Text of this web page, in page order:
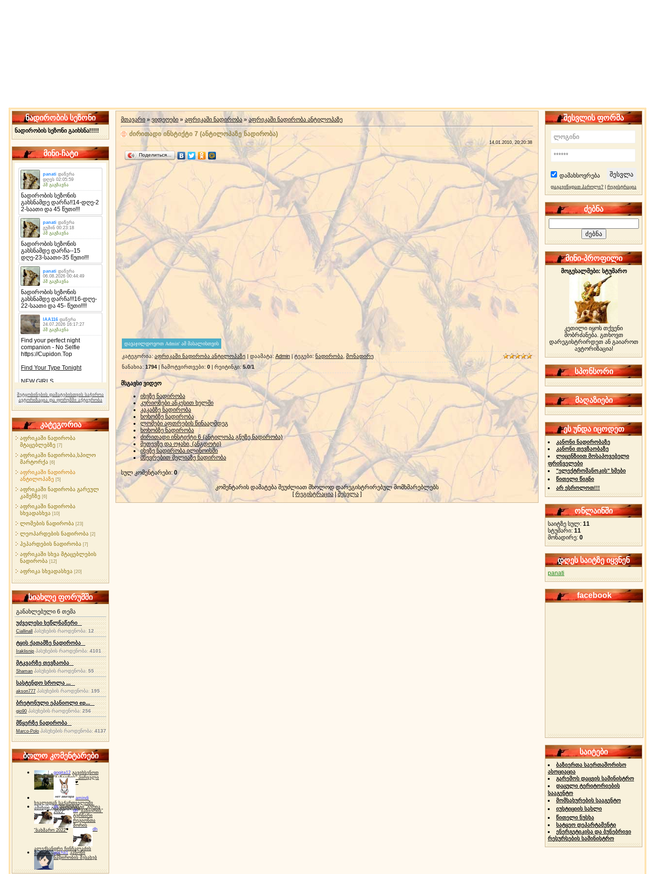
ნადირობის სეზონი
ნადირობის სეზონი გაიხსნა!!!!!
მინი-ჩატი
შეტყობინების დამატებისთვის საჭიროა
ავტორიზაცია და ფორუმში აქტიურობა
კატეგორია
აფრიკაში ნადირობა
მტაცებლებზე [7]
აფრიკაში ნადირობა,სპილო
მარტორქა [6]
აფრიკაში ნადირობა
ანტილოპაზე [5]
აფრიკაში ნადირობა გარეულ
კამეჩზე [6]
აფრიკაში ნადირობა
სხვადასხვა [10]
ლომების ნადირობა [23]
ლეოპარდების ნადირობა [2]
ჰეპარდების ნადირობა [7]
აფრიკაში სხვა მტაცებლების
ნადირობა [12]
აფრიკა სხვადასხვა [20]
სიახლე ფორუმში
განახლებული 6 თემა
უძველესი ხეწლნაწერი
Ciallinall პასუხების რაოდენობა:12
ტყის ქათამზე ნადირობა
Iraklisnip პასუხების რაოდენობა: 4101
მტკვარზე თევზაობა
Shaman პასუხების რაოდენობა:55
სასტენდო სროლა ...
akson777 პასუხების რაოდენობა:195
ბრეტონული ეპანიოლი ep...
gio90 პასუხების რაოდენობა:256
მწყერზე ნადირობა
Marco-Polo პასუხების რაოდენობა:4137
ბოლო კომენტარები
gogita12 გავიხსენოთ
"ბაზიერის" პირველი
ტურნირი ❤
amindi
ხვალიდან საქართველოში
ამინდი გაუარესდება
dh სპორტინგი "გურია
2022"
dh "ბაზიერის"
ტურნირი
რეგიონთა
შორის
"ბახმარო 2022"
dh
ალექსანდრე ჩინჩალაძის
მემორიალიgocha1 კანონი
ნადირობის შესახებ
მთავარი » ვიდეოები » აფრიკაში ნადირობა » აფრიკაში ნადირობა ანტილოპაზე
ძირითადი ინსტიქტი 7 (ანტილოპაზე ნადირობა)
14.01.2010, 20:20:38
Поделиться…
კატეგორია:აფრიკაში ნადირობა ანტილოპაზე | დაამატა: Admin |ტეგები: ნადირობა მონადირე
ნანახია: 1794 | ჩამოტვირთვები: 0 | რეიტინგი: 5.0/1
მსგავსი ვიდეო
იხვზე ნადირობა
კურიოზები ანკესით ხელში
კაკაბზე ნადირობა
ხოხობზე ნადირობა
ლომები აფთრების წინააღმდეგ
ხოხობზე ნადირობა
ძირითადი ინსტიქტი 6 (ანტილოპა გნუზე ნადირობა)
მეთევზე და ოჯახი, (ანგდოტი)
იხვზე ნადირობა ილინოისში
მწევრებით მელიაზე ნადირობა
სულ კომენტარები:0
კომენტარის დამატება შეუძლიათ მხოლოდ დარეგისტრირებულ მომხმარებლებს
[რეგისტრაცია |შესვლა ]
შესვლის ფორმა
დამახსოვრება
დაგავიწყდათ პაროლი? რეგისტრაცია
ძებნა
მინი-პროფილი
მოგესალმები: სტუმარო
კეთილი იყოს თქვენი
მობრძანება. გთხოვთ
დარეგისტრირდეთ ან გაიაროთ
ავტორიზაცია!
სპონსორი
მაღაზიები
ეს უნდა იცოდეთ
კანონი ნადირობაზე
კანონი თევზაობაზე
ლიცენზიით მოსაპოვებელი
ფრინველები
"ელექტრომანოკის" ხმები
წითელი წიგნი
არ ესროლოთ!!!
ონლაინში
საიტზე სულ: 11
სტუმარი: 11
მონადირე: 0
დღეს საიტზე იყვნენ
panati
facebook
საიტები
ბაზიერთა საერთაშორისო
ასოციაცია
გარემოს დაცვის სამინისტრო
დაცული ტერიტორიების
სააგენტო
მომსახურების სააგენტო
იუსტიციის სახლი
წითელი ნუსხა
სატყეო დეპარტამენტი
ენერგეტიკისა და ბუნებრივი
რესურსების სამინისტრო